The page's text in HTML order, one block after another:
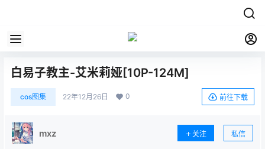
白易子教主-艾米莉娅[10P-124M]
cos图集 22年12月26日 0 前往下载
mxz 关注 私信